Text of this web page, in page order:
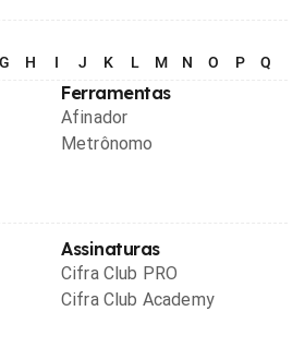
G H I J K L M N O P Q
Ferramentas
Afinador
Metrônomo
Assinaturas
Cifra Club PRO
Cifra Club Academy